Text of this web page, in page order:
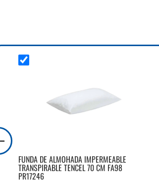
FUNDA DE ALMOHADA IMPERMEABLE
TRANSPIRABLE TENCEL 70 CM FA98
PR17246